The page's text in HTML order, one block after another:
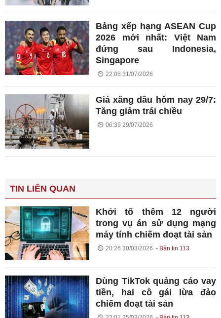
Bảng xếp hạng ASEAN Cup
2026 mới nhất: Việt Nam
đứng sau Indonesia,
Singapore
22:08 31/07/2026
Giá xăng dầu hôm nay 29/7:
Tăng giảm trái chiều
06:39 29/07/2026
TIN LIÊN QUAN
Khởi tố thêm 12 người
trong vụ án sử dụng mạng
máy tính chiếm đoạt tài sản
20:26 30/03/2026 Bản tin 113
Dùng TikTok quảng cáo vay
tiền, hai cô gái lừa đảo
chiếm đoạt tài sản